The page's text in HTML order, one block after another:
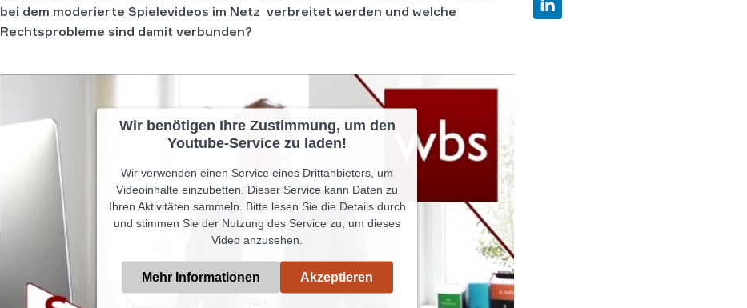
bei dem moderierte Spielevideos im Netz verbreitet werden und welche
Rechtsprobleme sind damit verbunden?
Wir benötigen Ihre Zustimmung, um den
Youtube-Service zu laden!
Wir verwenden einen Service eines Drittanbieters, um
Videoinhalte einzubetten. Dieser Service kann Daten zu
Ihren Aktivitäten sammeln. Bitte lesen Sie die Details durch
und stimmen Sie der Nutzung des Service zu, um dieses
Video anzusehen.
Mehr Informationen Akzeptieren